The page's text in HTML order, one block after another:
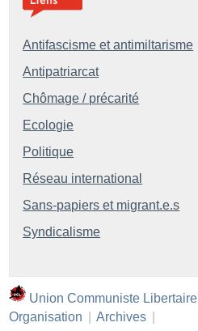
Antifascisme et antimiltarisme
Antipatriarcat
Chômage / précarité
Ecologie
Politique
Réseau international
Sans-papiers et migrant.e.s
Syndicalisme
Union Communiste Libertaire
Organisation
Archives